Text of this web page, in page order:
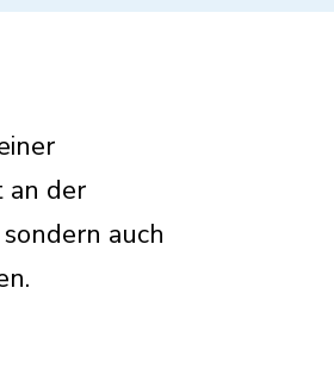
an der
auch